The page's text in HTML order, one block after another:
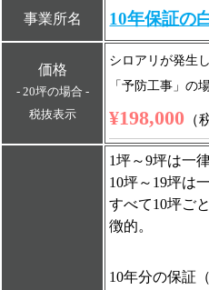
事業所名 10年保証の
価格
- 20坪の場合 -
税抜表示
シロアリが発生
「予防工事」の
¥198,000 （
1坪～9坪は一律
10坪～19坪は
すべて10坪ご
徴的。
10年分の保証